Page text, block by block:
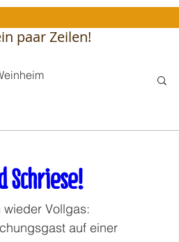
paar Zeilen!
Schriese!
Vollgas:
auf einer